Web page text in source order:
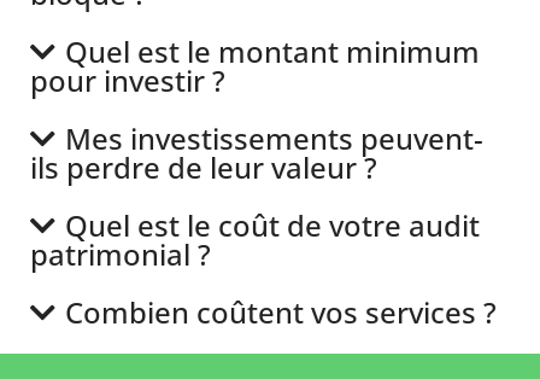
Quel est le montant minimum
pour investir ?
Mes investissements peuvent-
ils perdre de leur valeur ?
Quel est le coût de votre audit
patrimonial ?
Combien coûtent vos services ?